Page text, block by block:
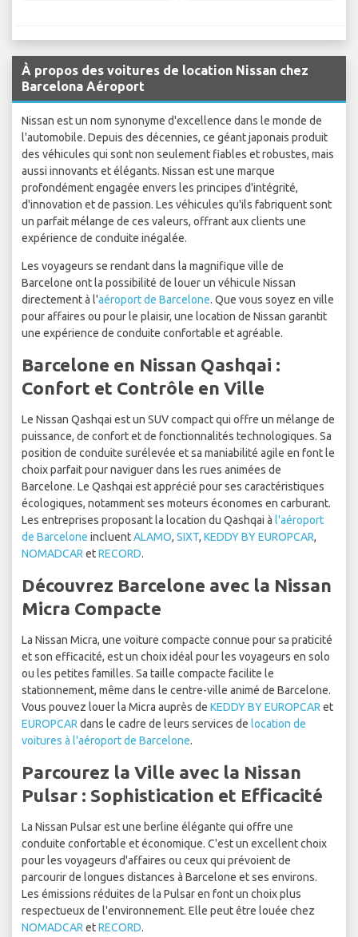
À propos des voitures de location Nissan chez
Barcelona Aéroport
Nissan est un nom synonyme d'excellence dans le monde de
l'automobile. Depuis des décennies, ce géant japonais produit
des véhicules qui sont non seulement fiables et robustes, mais
aussi innovants et élégants. Nissan est une marque
profondément engagée envers les principes d'intégrité,
d'innovation et de passion. Les véhicules qu'ils fabriquent sont
un parfait mélange de ces valeurs, offrant aux clients une
expérience de conduite inégalée.
Les voyageurs se rendant dans la magnifique ville de
Barcelone ont la possibilité de louer un véhicule Nissan
directement à l'aéroport de Barcelone. Que vous soyez en ville
pour affaires ou pour le plaisir, une location de Nissan garantit
une expérience de conduite confortable et agréable.
Barcelone en Nissan Qashqai :
Confort et Contrôle en Ville
Le Nissan Qashqai est un SUV compact qui offre un mélange de
puissance, de confort et de fonctionnalités technologiques. Sa
position de conduite surélevée et sa maniabilité agile en font le
choix parfait pour naviguer dans les rues animées de
Barcelone. Le Qashqai est apprécié pour ses caractéristiques
écologiques, notamment ses moteurs économes en carburant.
Les entreprises proposant la location du Qashqai à l'aéroport
de Barcelone incluentALAMO, SIXT, KEDDY BY EUROPCAR,
NOMADCAR etRECORD.
Découvrez Barcelone avec la Nissan
Micra Compacte
La Nissan Micra, une voiture compacte connue pour sa praticité
et son efficacité, est un choix idéal pour les voyageurs en solo
ou les petites familles. Sa taille compacte facilite le
stationnement, même dans le centre-ville animé de Barcelone.
Vous pouvez louer la Micra auprès de KEDDY BY EUROPCAR et
EUROPCAR dans le cadre de leurs services de location de
voitures à l'aéroport de Barcelone.
Parcourez la Ville avec la Nissan
Pulsar : Sophistication et Efficacité
La Nissan Pulsar est une berline élégante qui offre une
conduite confortable et économique. C'est un excellent choix
pour les voyageurs d'affaires ou ceux qui prévoient de
parcourir de longues distances à Barcelone et ses environs.
Les émissions réduites de la Pulsar en font un choix plus
respectueux de l'environnement. Elle peut être louée chez
NOMADCAR etRECORD.